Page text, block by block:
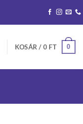
KOSÁR / 0 FT 0